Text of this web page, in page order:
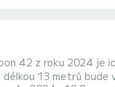
roku 2024 je ideální
13 metrů bude